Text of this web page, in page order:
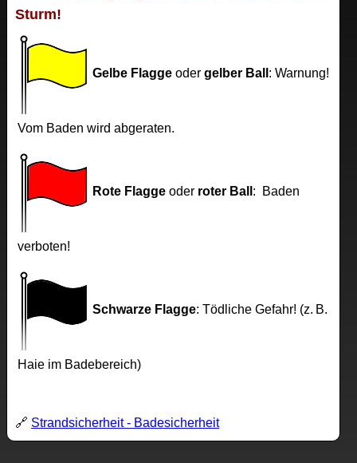
Sturm!
Gelbe Flagge oder gelber Ball : Warnung!
Vom Baden wird abgeraten.
Rote Flagge oder roter Ball : Baden
verboten!
Schwarze Flagge: Tödliche Gefahr! (z. B.
Haie im Badebereich)
🔗 Strandsicherheit - Badesicherheit